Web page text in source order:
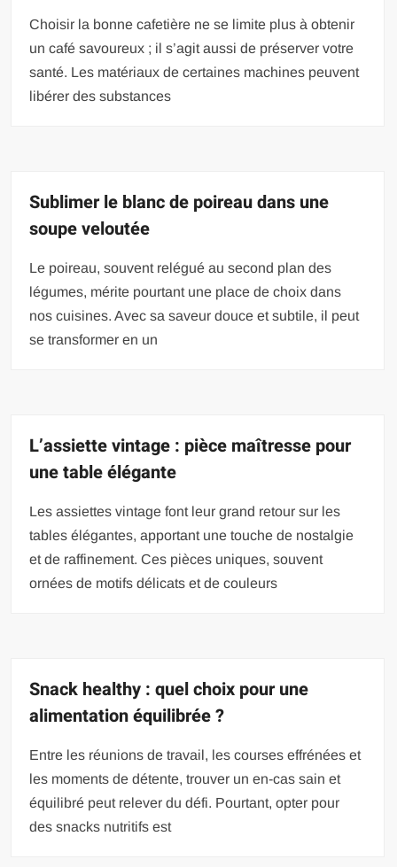
Choisir la bonne cafetière ne se limite plus à obtenir
un café savoureux ; il s’agit aussi de préserver votre
santé. Les matériaux de certaines machines peuvent
libérer des substances
Sublimer le blanc de poireau dans une
soupe veloutée
Le poireau, souvent relégué au second plan des
légumes, mérite pourtant une place de choix dans
nos cuisines. Avec sa saveur douce et subtile, il peut
se transformer en un
L’assiette vintage : pièce maîtresse pour
une table élégante
Les assiettes vintage font leur grand retour sur les
tables élégantes, apportant une touche de nostalgie
et de raffinement. Ces pièces uniques, souvent
ornées de motifs délicats et de couleurs
Snack healthy : quel choix pour une
alimentation équilibrée ?
Entre les réunions de travail, les courses effrénées et
les moments de détente, trouver un en-cas sain et
équilibré peut relever du défi. Pourtant, opter pour
des snacks nutritifs est